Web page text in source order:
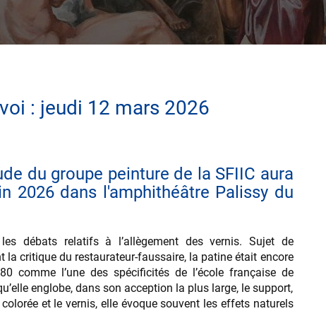
: jeudi 12 mars 2026
du groupe peinture de la SFIIC aura
2026 dans l'amphithéâtre Palissy du
débats relatifs à l’allègement des vernis. Sujet de
la critique du restaurateur-faussaire, la patine était encore
comme l’une des spécificités de l’école française de
englobe, dans son acception la plus large, le support,
et le vernis, elle évoque souvent les effets naturels